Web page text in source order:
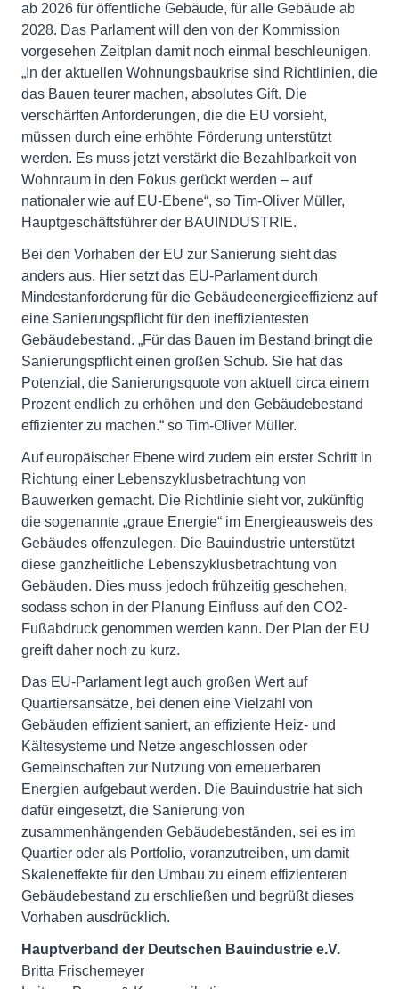
ab 2026 für öffentliche Gebäude, für alle Gebäude ab
2028. Das Parlament will den von der Kommission
vorgesehen Zeitplan damit noch einmal beschleunigen.
„In der aktuellen Wohnungsbaukrise sind Richtlinien, die
das Bauen teurer machen, absolutes Gift. Die
verschärften Anforderungen, die die EU vorsieht,
müssen durch eine erhöhte Förderung unterstützt
werden. Es muss jetzt verstärkt die Bezahlbarkeit von
Wohnraum in den Fokus gerückt werden – auf
nationaler wie auf EU-Ebene“, so Tim-Oliver Müller,
Hauptgeschäftsführer der BAUINDUSTRIE.
Bei den Vorhaben der EU zur Sanierung sieht das
anders aus. Hier setzt das EU-Parlament durch
Mindestanforderung für die Gebäudeenergieeffizienz auf
eine Sanierungspflicht für den ineffizientesten
Gebäudebestand. „Für das Bauen im Bestand bringt die
Sanierungspflicht einen großen Schub. Sie hat das
Potenzial, die Sanierungsquote von aktuell circa einem
Prozent endlich zu erhöhen und den Gebäudebestand
effizienter zu machen.“ so Tim-Oliver Müller.
Auf europäischer Ebene wird zudem ein erster Schritt in
Richtung einer Lebenszyklusbetrachtung von
Bauwerken gemacht. Die Richtlinie sieht vor, zukünftig
die sogenannte „graue Energie“ im Energieausweis des
Gebäudes offenzulegen. Die Bauindustrie unterstützt
diese ganzheitliche Lebenszyklusbetrachtung von
Gebäuden. Dies muss jedoch frühzeitig geschehen,
sodass schon in der Planung Einfluss auf den CO2-
Fußabdruck genommen werden kann. Der Plan der EU
greift daher noch zu kurz.
Das EU-Parlament legt auch großen Wert auf
Quartiersansätze, bei denen eine Vielzahl von
Gebäuden effizient saniert, an effiziente Heiz- und
Kältesysteme und Netze angeschlossen oder
Gemeinschaften zur Nutzung von erneuerbaren
Energien aufgebaut werden. Die Bauindustrie hat sich
dafür eingesetzt, die Sanierung von
zusammenhängenden Gebäudebeständen, sei es im
Quartier oder als Portfolio, voranzutreiben, um damit
Skaleneffekte für den Umbau zu einem effizienteren
Gebäudebestand zu erschließen und begrüßt dieses
Vorhaben ausdrücklich.
Hauptverband der Deutschen Bauindustrie e.V.
Britta Frischemeyer